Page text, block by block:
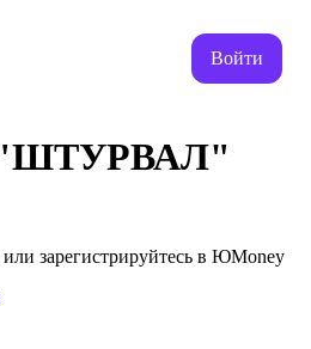
Войти
зарегистрируйтесь в ЮMoney